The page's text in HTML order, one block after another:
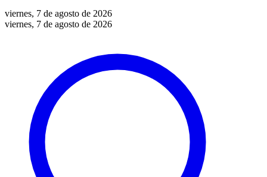
viernes, 7 de agosto de 2026
viernes, 7 de agosto de 2026